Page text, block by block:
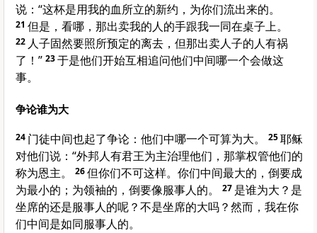
说：“这杯是用我的血所立的新约，为你们流出来的。
21 但是，看哪，那出卖我的人的手跟我一同在桌子上。
22 人子固然要照所预定的离去，但那出卖人子的人有祸
了！” 23于是他们开始互相追问他们中间哪一个会做这
事。
争论谁为大
24 门徒中间也起了争论：他们中哪一个可算为大。 25耶稣
对他们说：“外邦人有君王为主治理他们，那掌权管他们的
称为恩主。
26但你们不可这样。你们中间最大的，倒要成
为最小的；为领袖的，倒要像服事人的。
27 是谁为大？是
坐席的还是服事人的呢？不是坐席的大吗？然而，我在你
们中间是如同服事人的。